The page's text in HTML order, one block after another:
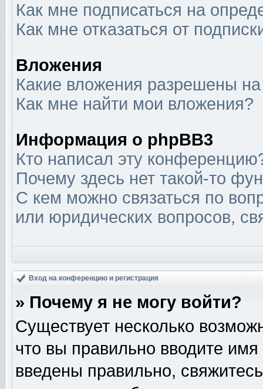
Как мне подписаться на
Как мне отказаться от
Вложения
Какие вложения разрешены
Как мне найти мои вложения?
Информация о phpBB3
Кто написал эту
Почему здесь нет такой-то
С кем можно связаться по
или юридических вопросов,
Вход на конференцию и регистрация
» Почему я не могу войти?
Существует несколько
что вы правильно вводите
введены правильно,